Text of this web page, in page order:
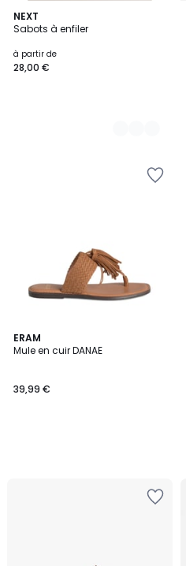
NEXT
Sabots à enfiler
à partir de
28,00 €
2
Couleurs
ERAM
Mule en cuir DANAE
39,99 €